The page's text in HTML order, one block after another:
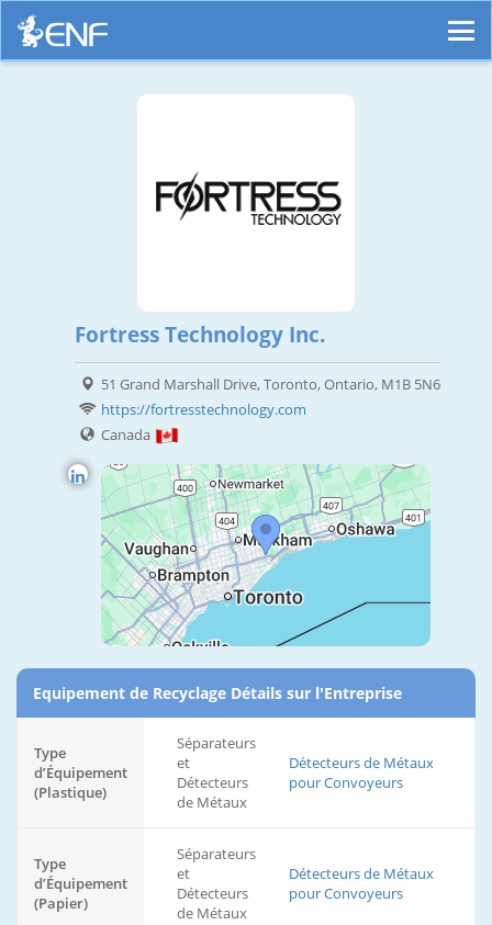
Fortress Technology Inc.
51 Grand Marshall Drive, Toronto, Ontario, M1B 5N6
https://fortresstechnology.com
Canada
Equipement de Recyclage Détails sur l'Entreprise
Type
d’Équipement
(Plastique)
Séparateurs
et
Détecteurs
de Métaux
Détecteurs de Métaux
pour Convoyeurs
Type
d’Équipement
(Papier)
Séparateurs
et
Détecteurs
de Métaux
Détecteurs de Métaux
pour Convoyeurs